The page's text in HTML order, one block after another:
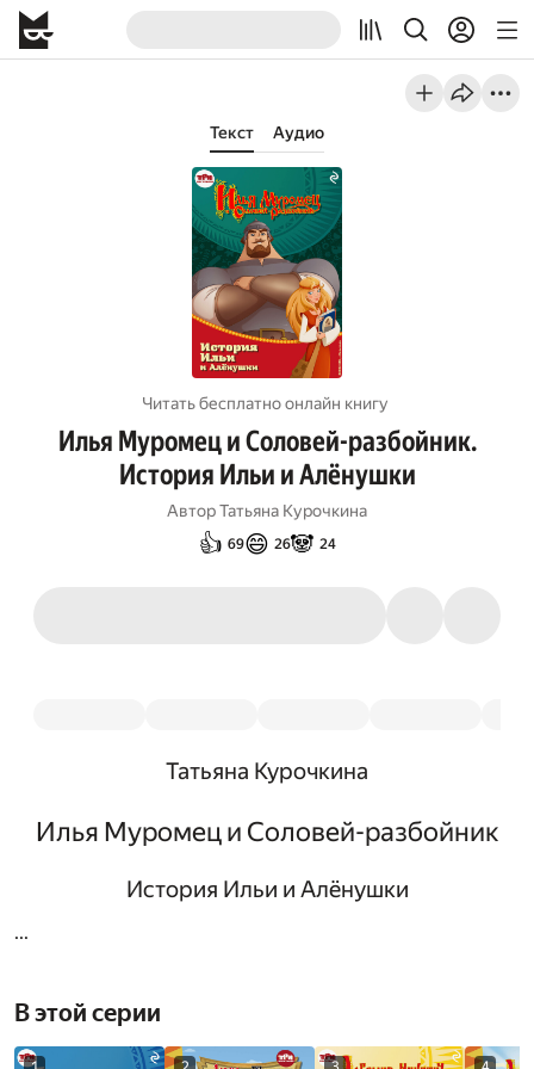
Текст Аудио
Читать бесплатно онлайн книгу
Илья Муромец и Соловей-разбойник.
История Ильи и Алёнушки
АвторТатьяна Курочкина
👍 69😄 26🐼 24
Татьяна Курочкина
Илья Муромец и Соловей-разбойник
История Ильи и Алёнушки
...
В этой серии